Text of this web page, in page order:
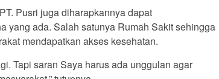
Pusri juga diharapkannya dapat
yang ada. Salah satunya Rumah Sakit sehingga
mendapatkan akses kesehatan.
Tapi saran Saya harus ada unggulan agar